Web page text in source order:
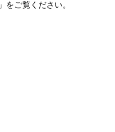
」をご覧ください。